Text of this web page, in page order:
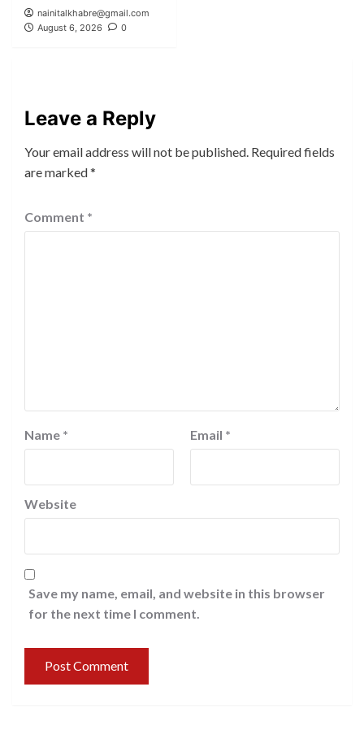
nainitalkhabre@gmail.com
August 6, 2026
0
Leave a Reply
Your email address will not be published. Required fields
are marked*
Comment *
Name * Email *
Website
Save my name, email, and website in this browser
for the next time I comment.